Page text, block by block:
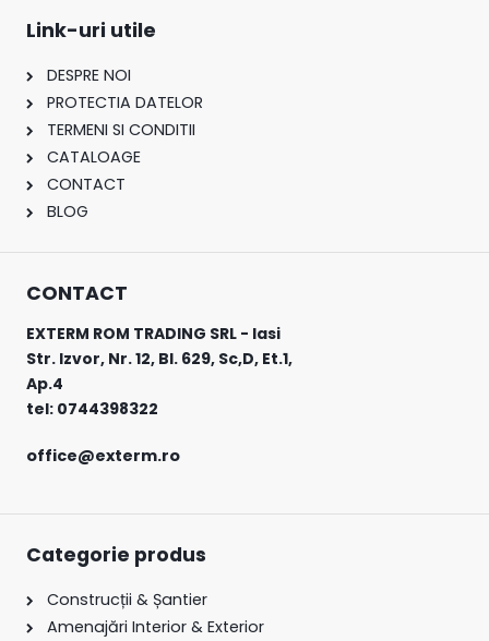
Link-uri utile
DESPRE NOI
PROTECTIA DATELOR
TERMENI SI CONDITII
CATALOAGE
CONTACT
BLOG
CONTACT
EXTERM ROM TRADING SRL - Iasi
Str. Izvor, Nr. 12, Bl. 629, Sc,D, Et.1,
Ap.4
tel: 0744398322
office@exterm.ro
Categorie produs
Construcții & Șantier
Amenajări Interior & Exterior